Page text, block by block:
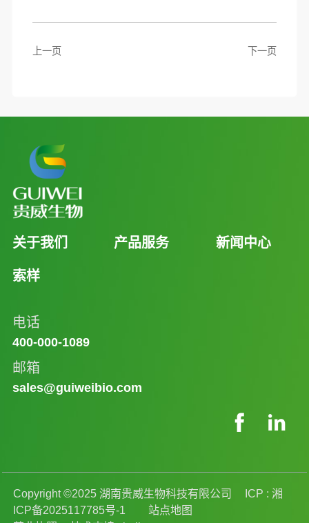
上一页 下一页
关于我们 产品服务 新闻中心
索样
电话
400-000-1089
邮箱
sales@guiweibio.com
Copyright ©2025 湖南贵威生物科技有限公司 ICP : 湘
ICP备2025117785号-1
站点地图